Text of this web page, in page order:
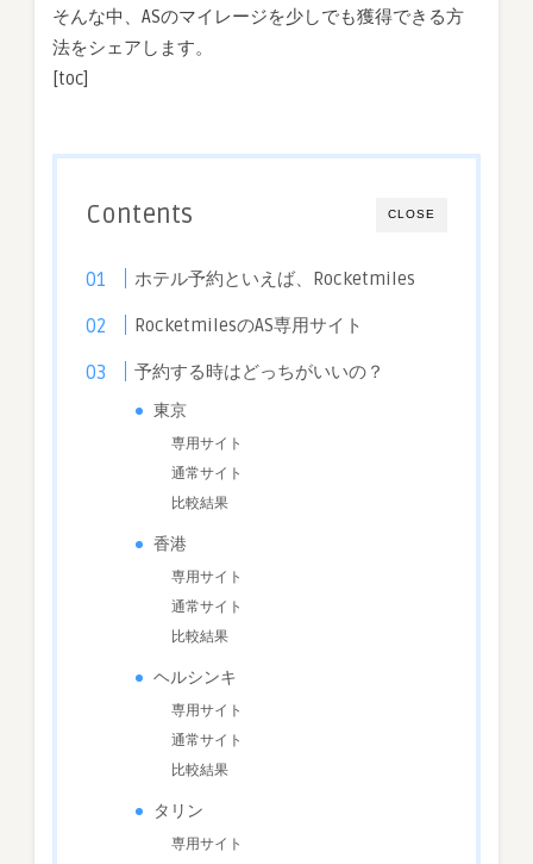
を
る
そんな中、ASのマイレージを少しでも獲得できる方
法をシェアします。
[toc]
CLOSE
Contents
ホテル予約といえば、Rocketmiles
RocketmilesのAS専用サイト
予約する時はどっちがいいの？
東京
専用サイト
通常サイト
比較結果
香港
専用サイト
通常サイト
比較結果
ヘルシンキ
専用サイト
通常サイト
比較結果
タリン
専用サイト